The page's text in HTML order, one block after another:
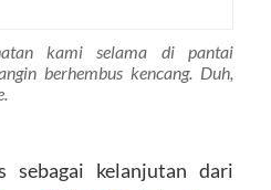
kami selama di pantai
berhembus kencang. Duh,
kelanjutan dari